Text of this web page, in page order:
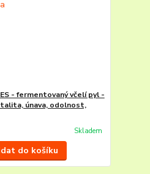
- fermentovaný včelí pyl -
únava, odolnost,
Skladem
do košíku